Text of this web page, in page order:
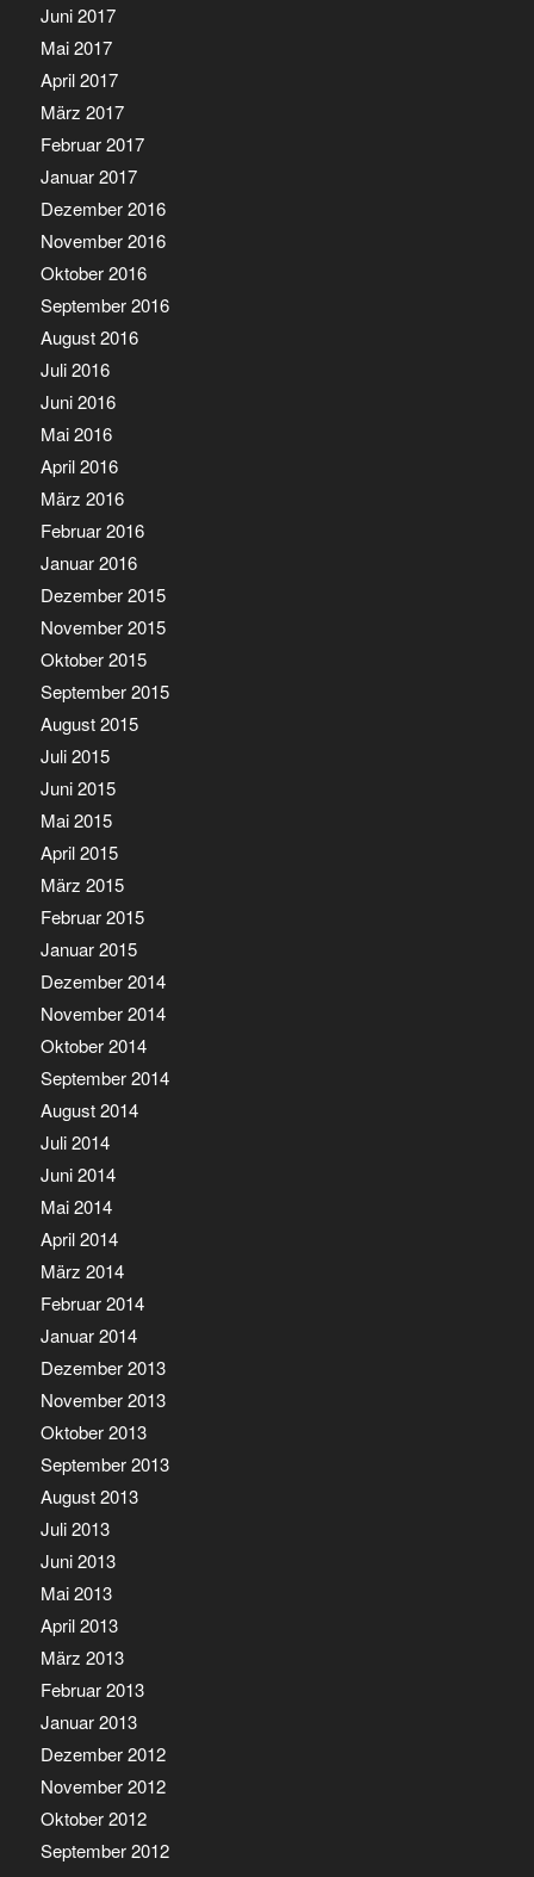
Juni 2017
Mai 2017
April 2017
März 2017
Februar 2017
Januar 2017
Dezember 2016
November 2016
Oktober 2016
September 2016
August 2016
Juli 2016
Juni 2016
Mai 2016
April 2016
März 2016
Februar 2016
Januar 2016
Dezember 2015
November 2015
Oktober 2015
September 2015
August 2015
Juli 2015
Juni 2015
Mai 2015
April 2015
März 2015
Februar 2015
Januar 2015
Dezember 2014
November 2014
Oktober 2014
September 2014
August 2014
Juli 2014
Juni 2014
Mai 2014
April 2014
März 2014
Februar 2014
Januar 2014
Dezember 2013
November 2013
Oktober 2013
September 2013
August 2013
Juli 2013
Juni 2013
Mai 2013
April 2013
März 2013
Februar 2013
Januar 2013
Dezember 2012
November 2012
Oktober 2012
September 2012